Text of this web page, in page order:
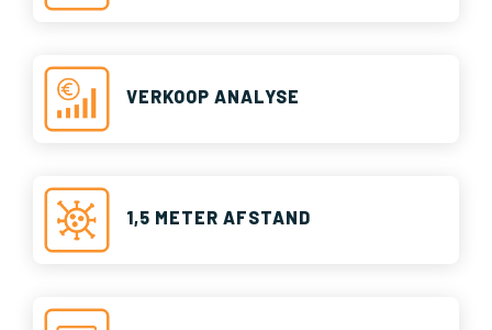
VERKOOP ANALYSE
1,5 METER AFSTAND